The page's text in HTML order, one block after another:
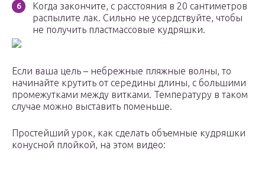
Когда закончите, с расстояния в 20 сантиметров
распылите лак. Сильно не усердствуйте, чтобы
не получить пластмассовые кудряшки.
Если ваша цель – небрежные пляжные волны, то
начинайте крутить от середины длины, с большими
промежутками между витками. Температуру в таком
случае можно выставить поменьше.
Простейший урок, как сделать объемные кудряшки
конусной плойкой, на этом видео: